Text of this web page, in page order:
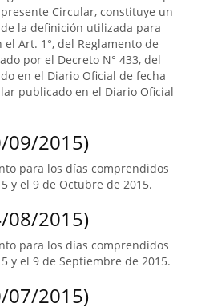
Circular, constituye un
la definición utilizada para
Art. 1°, del Reglamento de
por el Decreto N° 433, del
en el Diario Oficial de fecha
publicado en el Diario Oficial
09/2015)
para los días comprendidos
y el 9 de Octubre de 2015.
08/2015)
para los días comprendidos
y el 9 de Septiembre de 2015.
07/2015)